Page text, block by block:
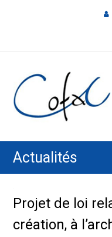
Actualités
Projet de loi
création, à